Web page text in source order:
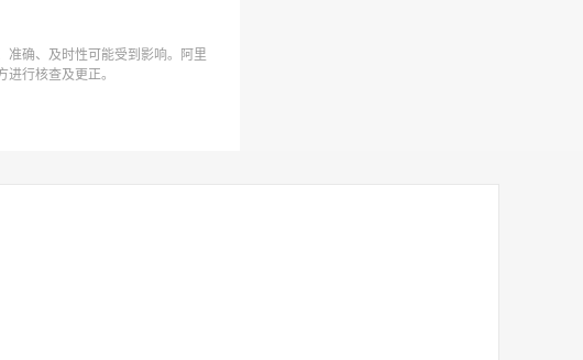
准确、及时性可能受到影响。阿里
行核查及更正。